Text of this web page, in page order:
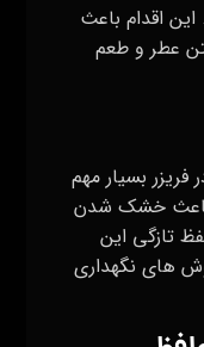
اقدام باعث
عطر و طعم
فریزر بسیار مهم
خشک شدن
تازگی این
های نگهداری